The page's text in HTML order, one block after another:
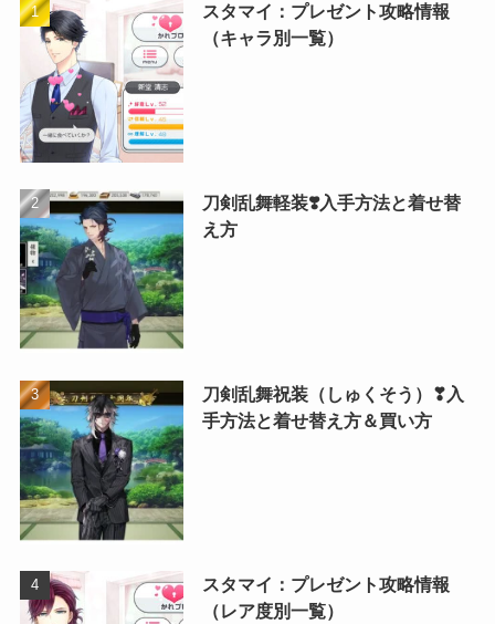
スタマイ：プレゼント攻略情報
（キャラ別一覧）
刀剣乱舞軽装❣️入手方法と着せ替
え方
刀剣乱舞祝装（しゅくそう）❣入
手方法と着せ替え方＆買い方
スタマイ：プレゼント攻略情報
（レア度別一覧）